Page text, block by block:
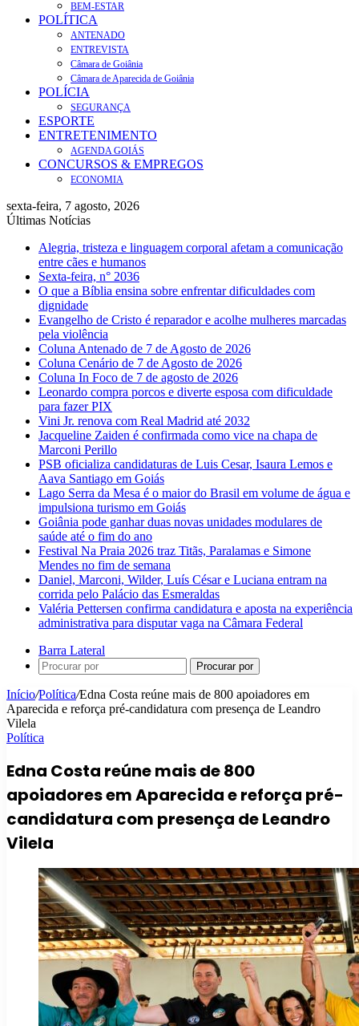
BEM-ESTAR
POLÍTICA
ANTENADO
ENTREVISTA
Câmara de Goiânia
Câmara de Aparecida de Goiânia
POLÍCIA
SEGURANÇA
ESPORTE
ENTRETENIMENTO
AGENDA GOIÁS
CONCURSOS & EMPREGOS
ECONOMIA
sexta-feira, 7 agosto, 2026
Últimas Notícias
Alegria, tristeza e linguagem corporal afetam a comunicação
entre cães e humanos
Sexta-feira, n° 2036
O que a Bíblia ensina sobre enfrentar dificuldades com
dignidade
Evangelho de Cristo é reparador e acolhe mulheres marcadas
pela violência
Coluna Antenado de 7 de Agosto de 2026
Coluna Cenário de 7 de Agosto de 2026
Coluna In Foco de 7 de agosto de 2026
Leonardo compra porcos e diverte esposa com dificuldade
para fazer PIX
Vini Jr. renova com Real Madrid até 2032
Jacqueline Zaiden é confirmada como vice na chapa de
Marconi Perillo
PSB oficializa candidaturas de Luis Cesar, Isaura Lemos e
Aava Santiago em Goiás
Lago Serra da Mesa é o maior do Brasil em volume de água e
impulsiona turismo em Goiás
Goiânia pode ganhar duas novas unidades modulares de
saúde até o fim do ano
Festival Na Praia 2026 traz Titãs, Paralamas e Simone
Mendes no fim de semana
Daniel, Marconi, Wilder, Luís César e Luciana entram na
corrida pelo Palácio das Esmeraldas
Valéria Pettersen confirma candidatura e aposta na experiência
administrativa para disputar vaga na Câmara Federal
Barra Lateral
Procurar por
Início/Política/Edna Costa reúne mais de 800 apoiadores em
Aparecida e reforça pré-candidatura com presença de Leandro
Vilela
Política
Edna Costa reúne mais de 800
apoiadores em Aparecida e reforça pré-
candidatura com presença de Leandro
Vilela